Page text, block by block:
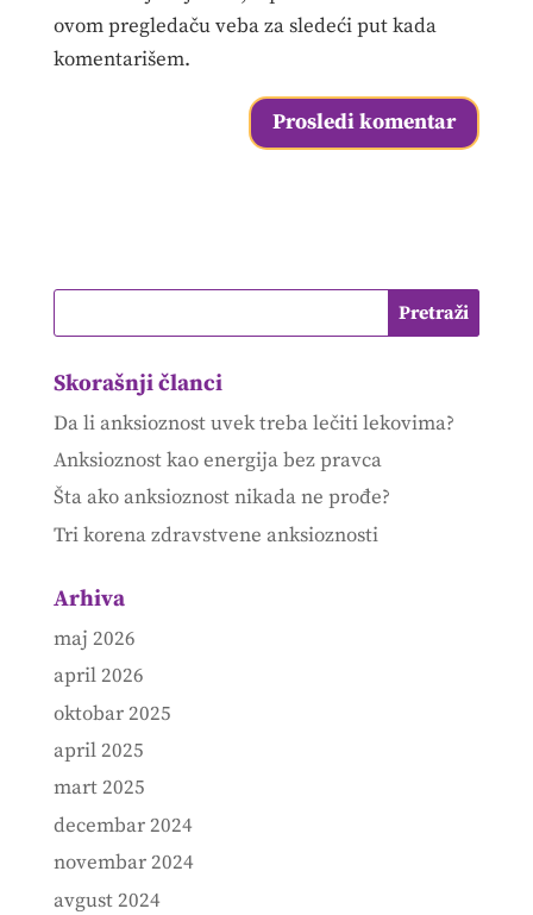
ovom pregledaču veba za sledeći put kada
komentarišem.
Skorašnji članci
Da li anksioznost uvek treba lečiti lekovima?
Anksioznost kao energija bez pravca
Šta ako anksioznost nikada ne prođe?
Tri korena zdravstvene anksioznosti
Arhiva
maj 2026
april 2026
oktobar 2025
april 2025
mart 2025
decembar 2024
novembar 2024
avgust 2024